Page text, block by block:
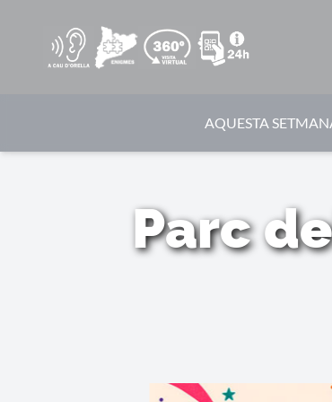
AQUESTA
Parc